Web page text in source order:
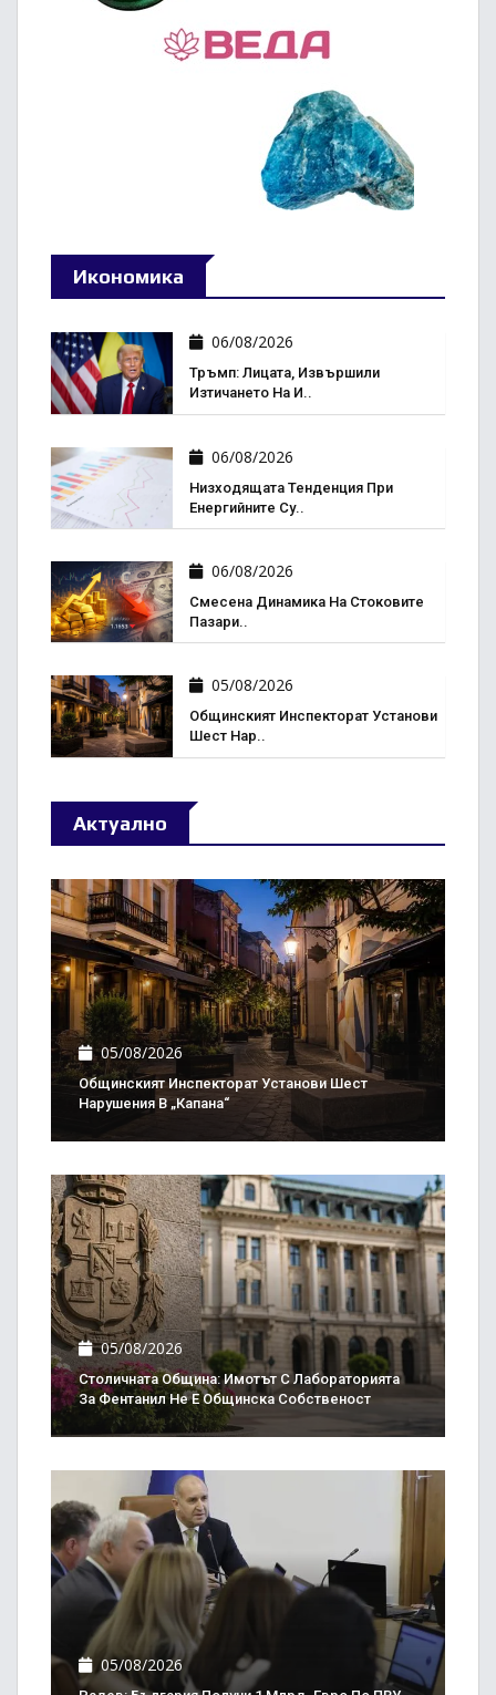
Икономика
06/08/2026
Тръмп: Лицата, Извършили
Изтичането На И..
06/08/2026
Низходящата Тенденция При
Енергийните Су..
06/08/2026
Смесена Динамика На Стоковите
Пазари..
05/08/2026
Общинският Инспекторат Установи
Шест Нар..
Актуално
05/08/2026
Общинският Инспекторат Установи Шест
Нарушения В „Капана“
05/08/2026
Столичната Община: Имотът С Лабораторията
За Фентанил Не Е Общинска Собственост
05/08/2026